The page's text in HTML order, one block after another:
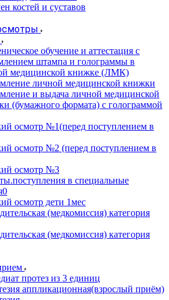
костей и суставов
обучение и аттестация с
штампа и голограммы в
медицинской книжке (ЛМК)
личной медицинской книжки
и выдача личной медицинской
(бумажного формата) с голограммой
осмотр №1(перед поступлением в
осмотр №2 (перед поступлением в
осмотр №3
в специальные
осмотр дети 1мес
(медкомиссия) категория
(медкомиссия) категория
протез из 3 единиц
аппликационная(взрослый приём)